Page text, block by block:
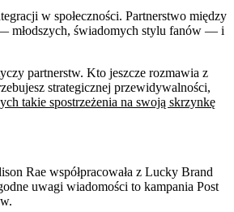
w społeczności. Partnerstwo między
młodszych, świadomych stylu fanów — i
partnerstw. Kto jeszcze rozmawia z
strategicznej przewidywalności,
takie spostrzeżenia na swoją skrzynkę
Rae współpracowała z Lucky Brand
uwagi wiadomości to kampania Post